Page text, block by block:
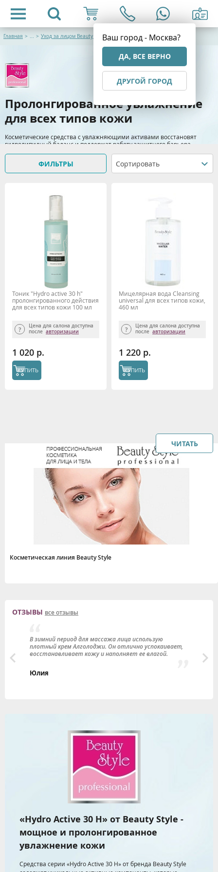
Ваш город - Москва?
ДА, ВСЕ ВЕРНО
ДРУГОЙ ГОРОД
Главная > ... > Уход за лицом Beauty Style
Пролонгированное увлажнение
для всех типов кожи
Косметические средства с увлажняющими активами восстановят
гидролипидный баланс и поддержат работу защитного барьера.
Видео материалы:
Сортировать
ФИЛЬТРЫ
Тоник "Hydro active 30 h"
пролонгированного действия
для всех типов кожи 100 мл
Цена для салона доступна
после авторизации
1 020 р.
КУПИТЬ
Мицелярная вода Cleansing
universal для всех типов кожи,
460 мл
Цена для салона доступна
после авторизации
1 220 р.
КУПИТЬ
ЧИТАТЬ
Косметическая линия Beauty Style
ОТЗЫВЫ все отзывы
В зимний период для массажа лица использую
плотный крем Алголоджи. Он отлично успокаивает,
восстанавливает кожу и наполняет ее влагой.
Юлия
«Hydro Active 30 H» от Beauty Style -
мощное и пролонгированное
увлажнение кожи
Средства серии «Hydro Active 30 H» от бренда Beauty Style